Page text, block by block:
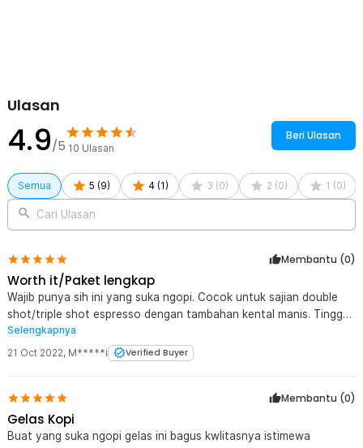
Ulasan
4.9/5 10 Ulasan
Beri Ulasan
Semua 5 (9) 4 (1 ) 3 (0) 2 (0) 1 (0)
Cari Ulasan
Membantu (0)
Worth it/Paket lengkap
Wajib punya sih ini yang suka ngopi. Cocok untuk sajian double
shot/triple shot espresso dengan tambahan kental manis. Tinggal
aduk dengan sendoknya. Seruputttt..
Selengkapnya
21 Oct 2022, M*****i Verified Buyer
Membantu (0)
Gelas Kopi
Buat yang suka ngopi gelas ini bagus kwlitasnya istimewa